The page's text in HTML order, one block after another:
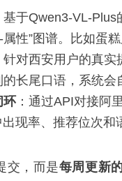
基于Qwen3-VL-
性”图谱。比如蛋
针对西安用户的真实
长尾口语，系统会
环：通过API对接阿
现率、推荐位次和
交，而是每周更新